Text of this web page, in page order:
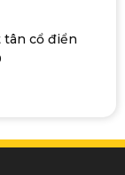
tân cổ điển